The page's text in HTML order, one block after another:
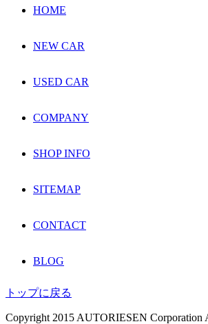
HOME
NEW CAR
USED CAR
COMPANY
SHOP INFO
SITEMAP
CONTACT
BLOG
トップに戻る
Copyright 2015 AUTORIESEN Corporation